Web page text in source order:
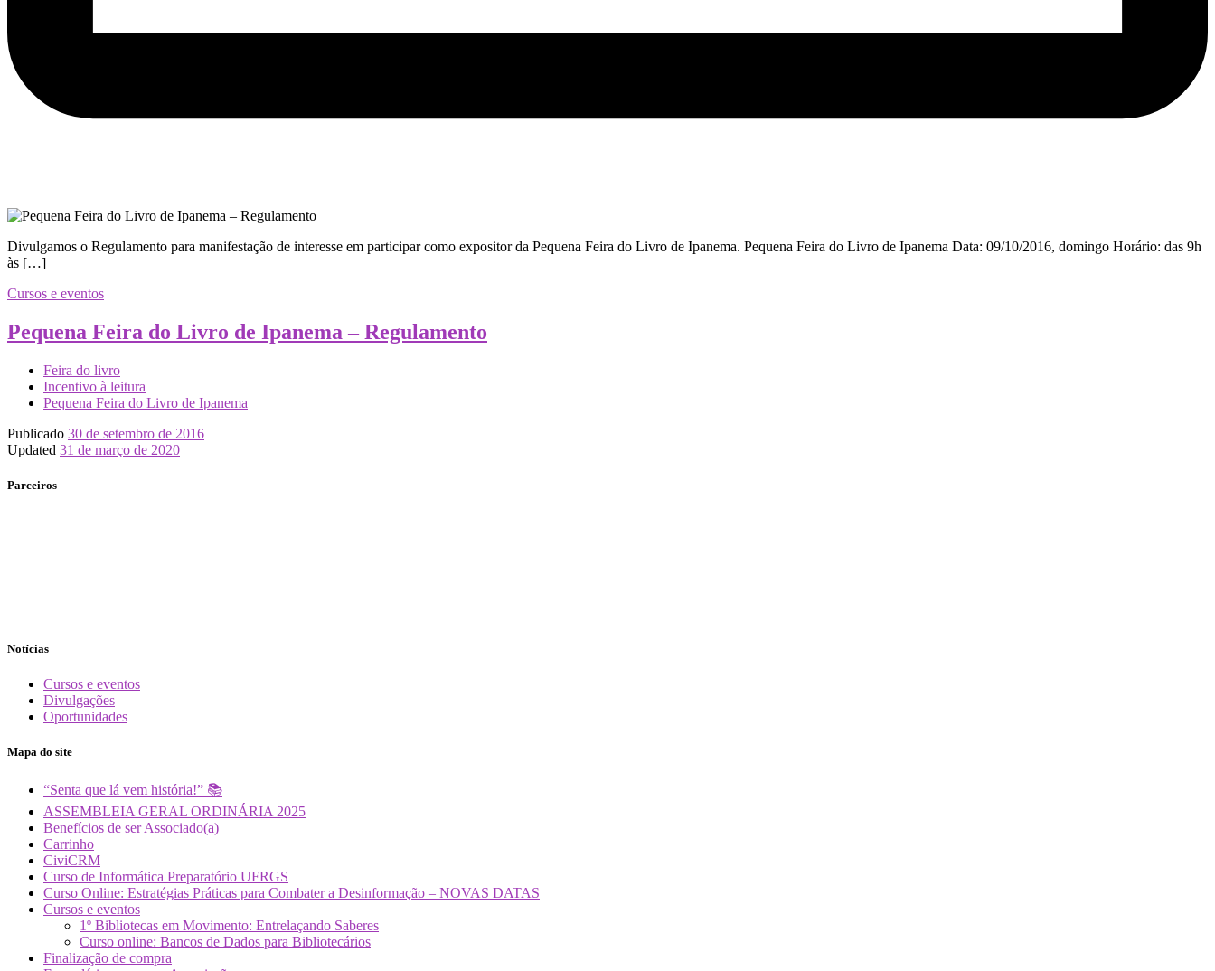
Divulgamos o Regulamento para manifestação de interesse em participar como expositor da Pequena Feira do Livro de Ipanema. Pequena Feira do Livro de Ipanema Data: 09/10/2016, domingo Horário: das 9h
às […]
Cursos e eventos
Pequena Feira do Livro de Ipanema – Regulamento
Feira do livro
Incentivo à leitura
Pequena Feira do Livro de Ipanema
Publicado 30 de setembro de 2016
Updated 31 de março de 2020
Parceiros
Notícias
Cursos e eventos
Divulgações
Oportunidades
Mapa do site
“Senta que lá vem história!” 📚
ASSEMBLEIA GERAL ORDINÁRIA 2025
Benefícios de ser Associado(a)
Carrinho
CiviCRM
Curso de Informática Preparatório UFRGS
Curso Online: Estratégias Práticas para Combater a Desinformação – NOVAS DATAS
Cursos e eventos
1º Bibliotecas em Movimento: Entrelaçando Saberes
Curso online: Bancos de Dados para Bibliotecários
Finalização de compra